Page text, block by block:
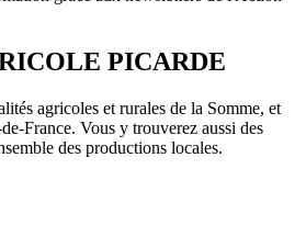
PICARDE
agricoles et rurales de la Somme, et
France. Vous y trouverez aussi des
des productions locales.